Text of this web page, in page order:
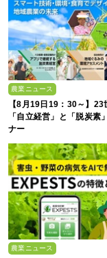
農業ニュース
【8月19日19：30～】23
「自立経営」と「脱炭素
ナー
農業ニュース